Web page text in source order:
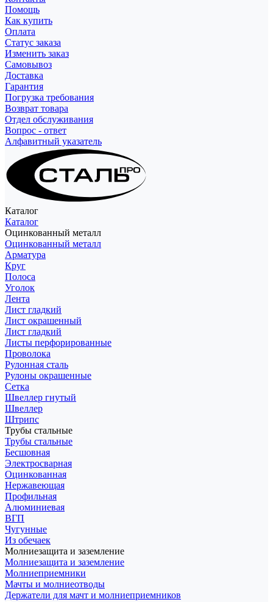
Помощь
Как купить
Оплата
Статус заказа
Изменить заказ
Самовывоз
Доставка
Гарантия
Погрузка требования
Возврат товара
Отдел обслуживания
Вопрос - ответ
Алфавитный указатель
Каталог
Каталог
Оцинкованный металл
Оцинкованный металл
Арматура
Круг
Полоса
Уголок
Лента
Лист гладкий
Лист окрашенный
Лист гладкий
Листы перфорированные
Проволока
Рулонная сталь
Рулоны окрашенные
Сетка
Швеллер гнутый
Швеллер
Штрипс
Трубы стальные
Трубы стальные
Бесшовная
Электросварная
Оцинкованная
Нержавеющая
Профильная
Алюминиевая
ВГП
Чугунные
Из обечаек
Молниезащита и заземление
Молниезащита и заземление
Молниеприемники
Мачты и молниеотводы
Держатели для мачт и молниеприемников